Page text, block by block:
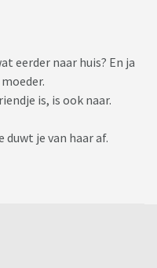
de koffers niet
dat er een kleine kans is
eerder naar huis? En ja
is, is ook naar.
duwt je van haar af.